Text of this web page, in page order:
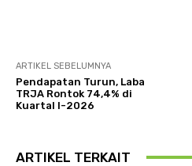
ARTIKEL SEBELUMNYA
Pendapatan Turun, Laba
TRJA Rontok 74,4% di
Kuartal I-2026
ARTIKEL TERKAIT